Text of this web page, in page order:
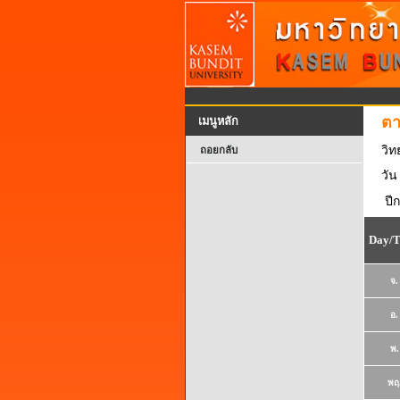
เมนูหลัก
ถอยกลับ
ต
วิท
วั
ปี
Day/
จ.
อ.
พ.
พฤ